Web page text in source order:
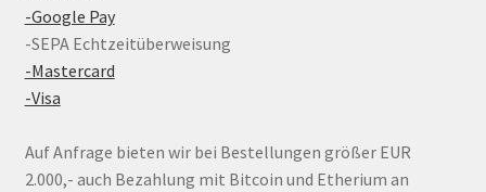
-Google Pay
-SEPA Echtzeitüberweisung
-Mastercard
-Visa
Auf Anfrage bieten wir bei Bestellungen größer EUR
2.000,- auch Bezahlung mit Bitcoin und Etherium an